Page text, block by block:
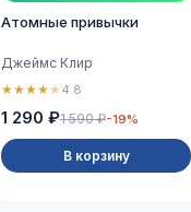
Атомные привычки
Джеймс Клир
★★★★★4.8
1 290 ₽1 590 ₽-19%
В корзину